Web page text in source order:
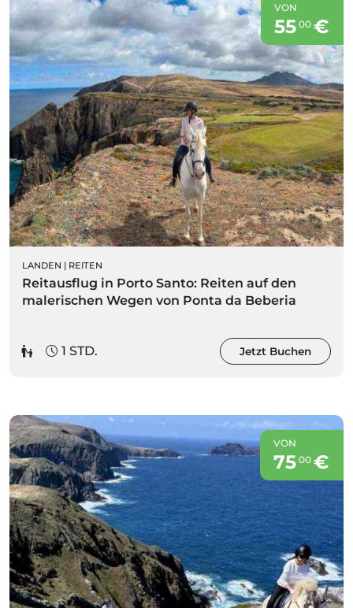
VON
55 00€
LANDEN | REITEN
Reitausflug in Porto Santo: Reiten auf den
malerischen Wegen von Ponta da Beberia
1 STD. Jetzt Buchen
VON
75 00€